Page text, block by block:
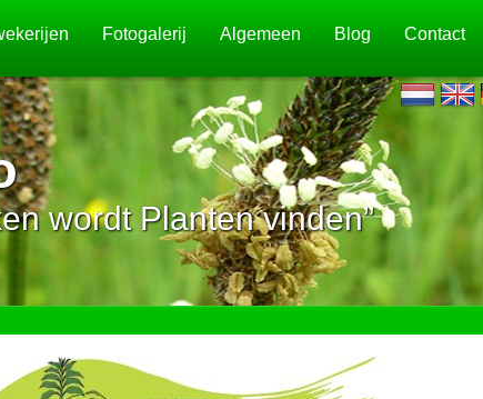
Fotogalerij Algemeen Blog Contact
wordt Planten vinden”